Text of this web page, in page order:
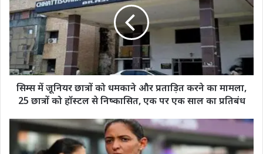
छात्रों
को
धमकाने
और
प्रताड़ित
करने
मामला,
छात्रों
हॉस्टल
सिम्स में जूनियर छात्रों को धमकाने और प्रताड़ित करने का मामला,
25 छात्रों को हॉस्टल से निष्कासित, एक पर एक साल का प्रतिबंध
ICC
World
Cup